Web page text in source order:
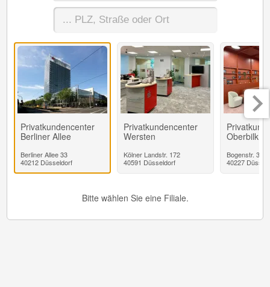
Privatkundencenter
Berliner Allee
Berliner Allee 33
40212 Düsseldorf
Privatkundencenter
Wersten
Kölner Landstr. 172
40591 Düsseldorf
Oberbilk
Bogenstr. 39
40227
Bitte wählen Sie eine Filiale.